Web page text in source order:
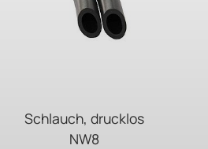
Schlauch, drucklos
NW8